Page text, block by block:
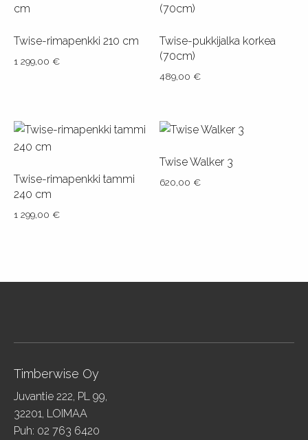
Twise-rimapenkki 210 cm
1 299,00 €
useampi
muunnelma.
tehdä
valinnat
tuotteen
Twise-pukkijalka korkea
(70cm)
489,00€
on
muunnelma.
Voit
Twise-rimapenkki tammi
240 cm
1 299,00 €
tuotteen
sivulla.
Twise Walker 3
620,00€
tuotteen
Timberwise Oy
Juvantie 222, PL 99,
32201, LOIMAA
Puh: 02 763 6420